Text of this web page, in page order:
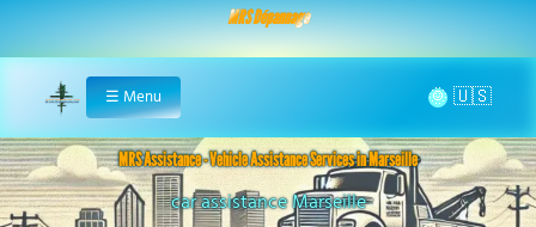
MRS Dépannage
Home
☰ Menu 🌞
MRS Assistance - Vehicle Assistance Services in Marseille
fast assistance Bouches-du-Rhône